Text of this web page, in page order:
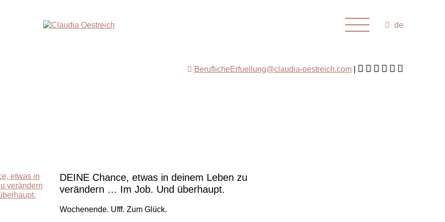
de
BeruflicheErfuellung@claudia-oestreich.com
DEINE Chance, etwas in deinem Leben zu
verändern … Im Job. Und überhaupt.
Wochenende. Ufff. Zum Glück.